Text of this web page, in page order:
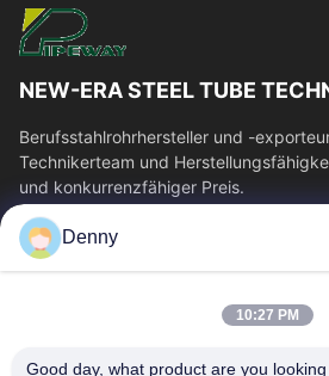
NEW-ERA STEEL TUBE
Berufsstahlrohrhersteller und -
Technikerteam und
und konkurrenzfähiger Preis.
Schnelllinks
Haus
Denny
10:27 PM
Good day, what product are you